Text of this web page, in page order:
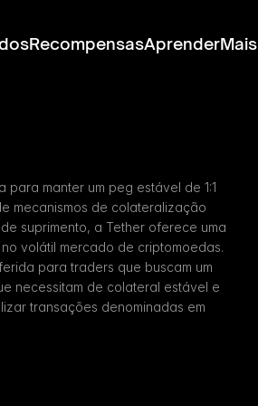
RecompensasAprenderMais
manter um peg estável de 1:1
mecanismos de colateralização
suprimento, a Tether oferece uma
volátil mercado de criptomoedas.
para traders que buscam um
necessitam de colateral estável e
transações denominadas em